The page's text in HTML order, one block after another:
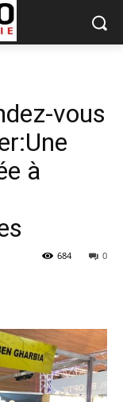
vous
à
0
684